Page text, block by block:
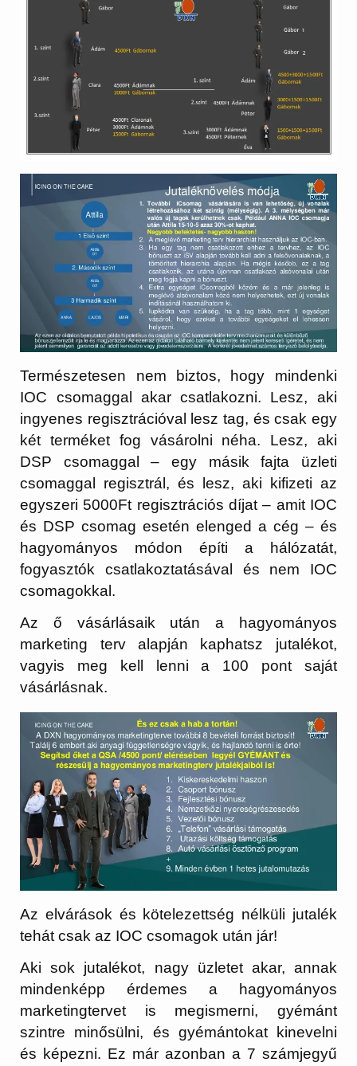
Természetesen nem biztos, hogy mindenki
IOC csomaggal akar csatlakozni. Lesz, aki
ingyenes regisztrációval lesz tag, és csak egy
két terméket fog vásárolni néha. Lesz, aki
DSP csomaggal – egy másik fajta üzleti
csomaggal regisztrál, és lesz, aki kifizeti az
egyszeri 5000Ft regisztrációs díjat – amit IOC
és DSP csomag esetén elenged a cég – és
hagyományos módon építi a hálózatát,
fogyasztók csatlakoztatásával és nem IOC
csomagokkal.
Az ő vásárlásaik után a hagyományos
marketing terv alapján kaphatsz jutalékot,
vagyis meg kell lenni a 100 pont saját
vásárlásnak.
Az elvárások és kötelezettség nélküli jutalék
tehát csak az IOC csomagok után jár!
Aki sok jutalékot, nagy üzletet akar, annak
mindenképp érdemes a hagyományos
marketingtervet is megismerni, gyémánt
szintre minősülni, és gyémántokat kinevelni
és képezni. Ez már azonban a 7 számjegyű